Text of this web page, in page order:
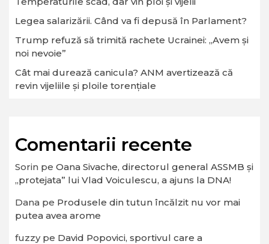
Legea salarizării. Când va fi depusă în Parlament?
Trump refuză să trimită rachete Ucrainei: „Avem și
noi nevoie”
Cât mai durează canicula? ANM avertizează că
revin vijeliile și ploile torențiale
Comentarii recente
Sorin pe Oana Sivache, directorul general ASSMB și
„protejata” lui Vlad Voiculescu, a ajuns la DNA!
Dana pe Produsele din tutun încălzit nu vor mai
putea avea arome
fuzzype David Popovici, sportivul care a